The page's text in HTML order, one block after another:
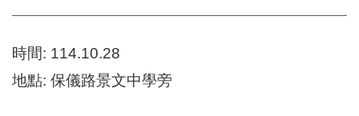
整
檢
索
系
時間: 114.10.28
地點: 保儀路景文中學旁